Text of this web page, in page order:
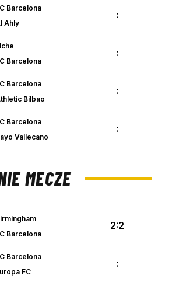
Barcelona
Ahly
:
Barcelona
:
Barcelona
Bilbao
:
Barcelona
Vallecano
:
MECZE
Barcelona
2:2
Barcelona
FC
: